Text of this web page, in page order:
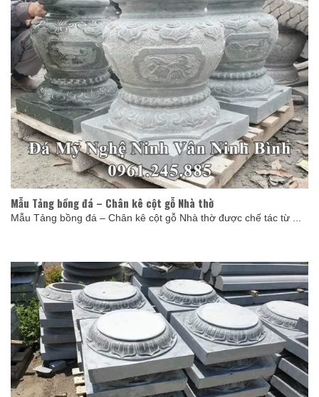
Mẫu Tảng bồng đá – Chân kê cột gỗ Nhà thờ
Mẫu Tảng bồng đá – Chân kê cột gỗ Nhà thờ được chế tác từ ...